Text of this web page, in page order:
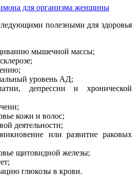
для организма женщины
полезными для здоровья
мышечной массы;
уровень АД;
депрессии и хронической
кожи и волос;
деятельности;
или развитие раковых
щитовидной железы;
глюкозы в крови.